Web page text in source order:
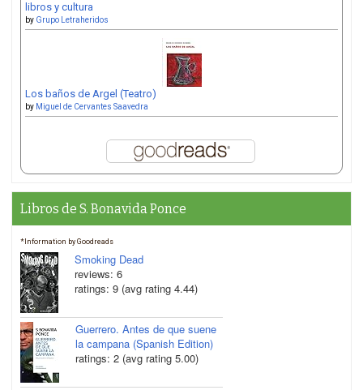
libros y cultura
by Grupo Letraheridos
Los baños de Argel (Teatro)
by Miguel de Cervantes Saavedra
Libros de S. Bonavida Ponce
*Information by Goodreads
Smoking Dead
reviews: 6
ratings: 9 (avg rating 4.44)
Guerrero. Antes de que suene
la campana (Spanish Edition)
ratings: 2 (avg rating 5.00)